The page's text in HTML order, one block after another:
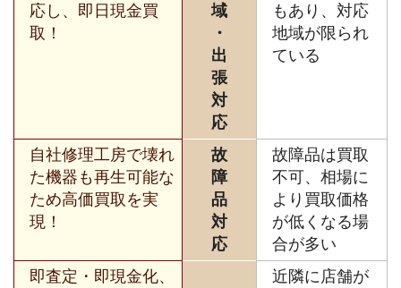
応し、即日現金買
取！
域
・
出
張
対
応
もあり、対応
地域が限られ
ている
自社修理工房で壊れ
た機器も再生可能な
ため高価買取を実
現！
故
障
品
対
応
故障品は買取
不可、相場に
より買取価格
が低くなる場
合が多い
即査定・即現金化、
近隣に店舗が